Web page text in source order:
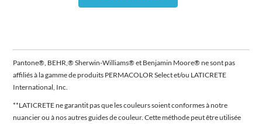
Pantone®, BEHR,® Sherwin-Williams® et Benjamin Moore® ne sont pas
affiliés à la gamme de produits PERMACOLOR Select et/ou LATICRETE
International, Inc.
**LATICRETE ne garantit pas que les couleurs soient conformes à notre
nuancier ou à nos autres guides de couleur. Cette méthode peut être utilisée